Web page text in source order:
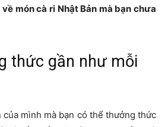
món cà ri Nhật Bản mà bạn chưa
thức gần như mỗi
mình mà bạn có thể thưởng thức